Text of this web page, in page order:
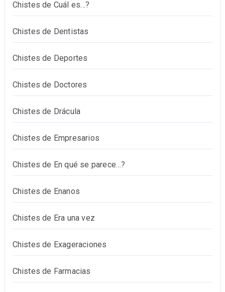
Chistes de Cuál es…?
Chistes de Dentistas
Chistes de Deportes
Chistes de Doctores
Chistes de Drácula
Chistes de Empresarios
Chistes de En qué se parece…?
Chistes de Enanos
Chistes de Era una vez
Chistes de Exageraciones
Chistes de Farmacias